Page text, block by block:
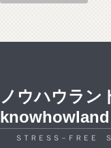
ノウハウラ
knowhowland
ＳＴＲＥＳＳ－ＦＲＥＥ